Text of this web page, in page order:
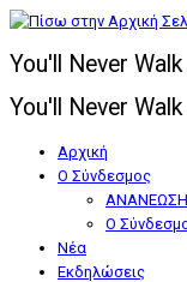
Μετάβαση
περιεχόμενο
You'll Never
You'll Never
Αρχική
Ο Σύνδεσμος
Ο
Nέα
Εκδηλώσεις